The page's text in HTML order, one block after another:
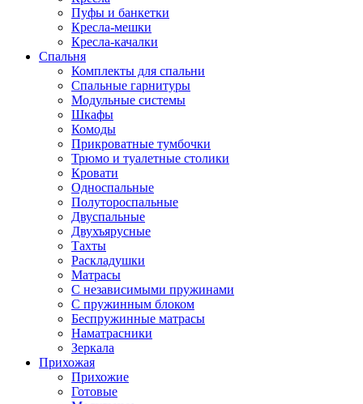
Пуфы и банкетки
Кресла-мешки
Кресла-качалки
Спальня
Комплекты для спальни
Спальные гарнитуры
Модульные системы
Шкафы
Комоды
Прикроватные тумбочки
Трюмо и туалетные столики
Кровати
Односпальные
Полутороспальные
Двуспальные
Двухъярусные
Тахты
Раскладушки
Матрасы
С независимыми пружинами
С пружинным блоком
Беспружинные матрасы
Наматрасники
Зеркала
Прихожая
Прихожие
Готовые